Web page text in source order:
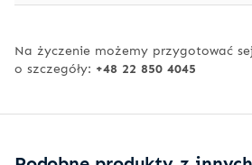
Na życzenie możemy przygotować
o szczegóły: +48 22 850 4045